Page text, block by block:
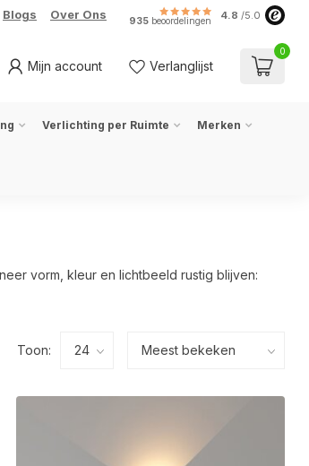
Blogs Over Ons 935 beoordelingen 4.8 /5.0
Mijn account Verlanglijst
0
Verlichting per Ruimte Merken
vorm, kleur en lichtbeeld rustig blijven:
Toon: